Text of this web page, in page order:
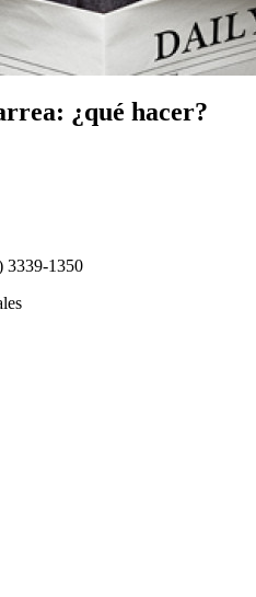
¿qué hacer?
3339-1350